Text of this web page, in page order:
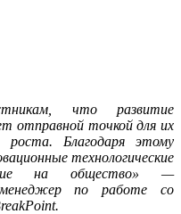
что развитие
отправной точкой для их
роста. Благодаря этому
технологические
на общество» —
по работе со
.